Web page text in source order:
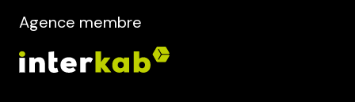
Agence membre